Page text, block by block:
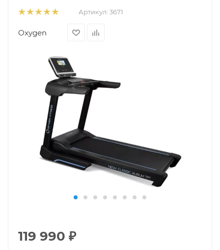
Артикул: 3671
Oxygen
119 990 ₽